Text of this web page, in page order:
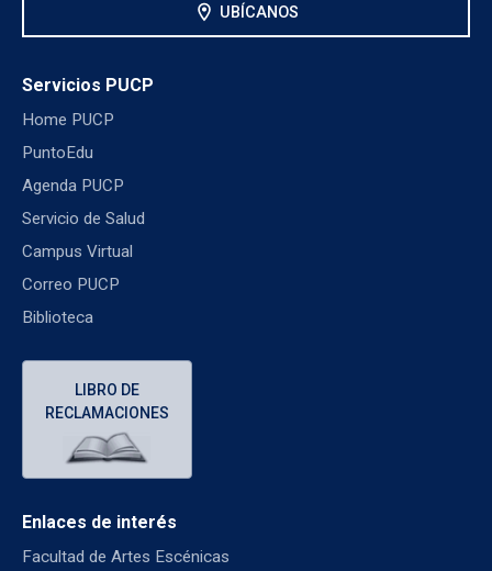
location_on UBÍCANOS
Servicios PUCP
Home PUCP
PuntoEdu
Agenda PUCP
Servicio de Salud
Campus Virtual
Correo PUCP
Biblioteca
LIBRO DE
RECLAMACIONES
Enlaces de interés
Facultad de Artes Escénicas